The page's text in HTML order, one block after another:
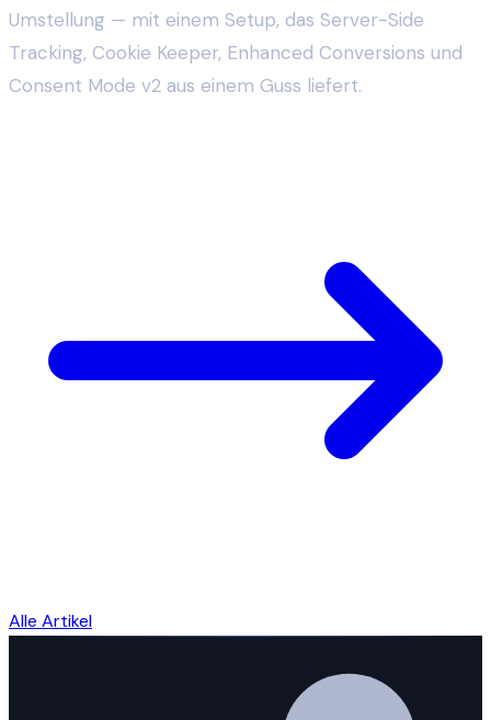
Umstellung — mit einem Setup, das Server-Side
Tracking, Cookie Keeper, Enhanced Conversions und
Consent Mode v2 aus einem Guss liefert.
Alle Artikel